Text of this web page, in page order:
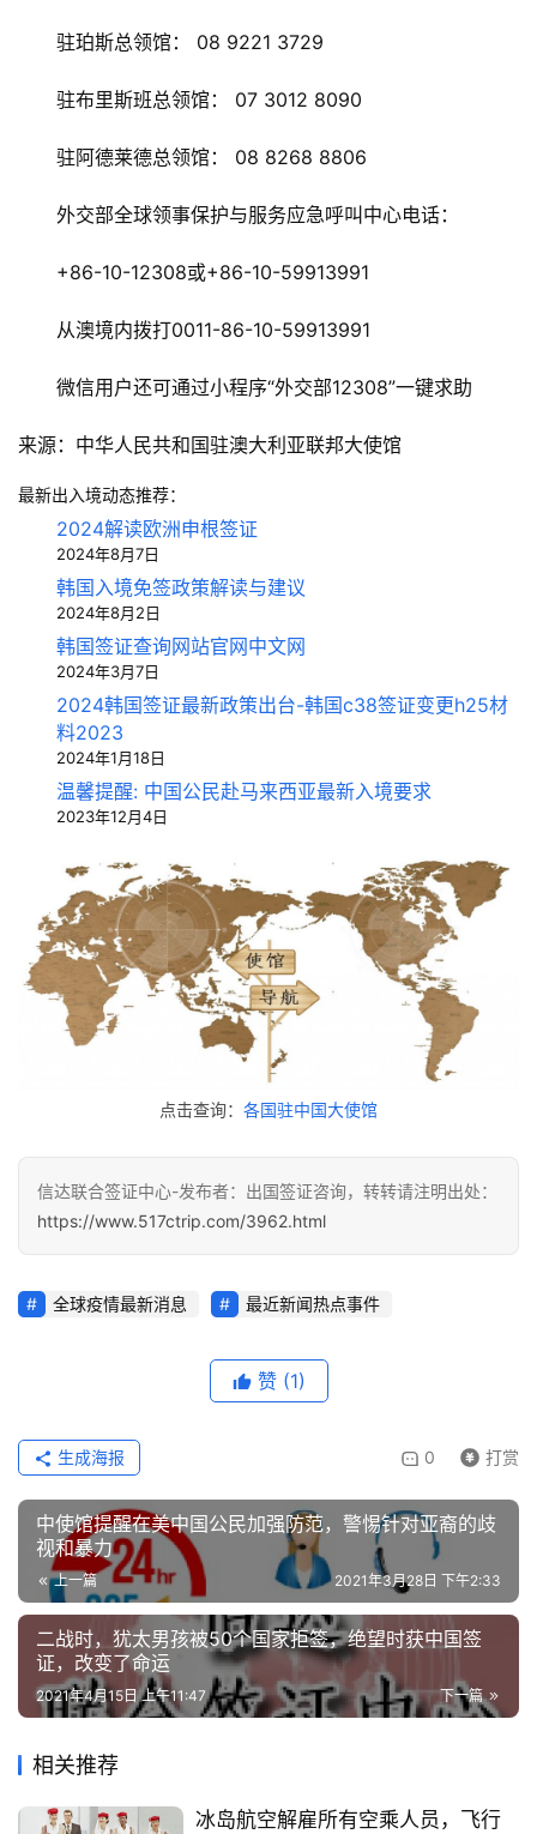
驻珀斯总领馆： 08 9221 3729
驻布里斯班总领馆： 07 3012 8090
驻阿德莱德总领馆： 08 8268 8806
外交部全球领事保护与服务应急呼叫中心电话：
+86-10-12308或+86-10-59913991
从澳境内拨打0011-86-10-59913991
微信用户还可通过小程序“外交部12308”一键求助
来源：中华人民共和国驻澳大利亚联邦大使馆
最新出入境动态推荐：
2024解读欧洲申根签证
2024年8月7日
韩国入境免签政策解读与建议
2024年8月2日
韩国签证查询网站官网中文网
2024年3月7日
2024韩国签证最新政策出台-韩国c38签证变更h25材
料2023
2024年1月18日
温馨提醒: 中国公民赴马来西亚最新入境要求
2023年12月4日
点击查询： 各国驻中国大使馆
信达联合签证中心-发布者：出国签证咨询，转转请注明出处：
https://www.517ctrip.com/3962.html
全球疫情最新消息 最近新闻热点事件
赞 (1)
0 打赏
生成海报
中使馆提醒在美中国公民加强防范，警惕针对亚裔的歧
视和暴力
上一篇 2021年3月28日 下午2:33
二战时，犹太男孩被50个国家拒签，绝望时获中国签
证，改变了命运
下一篇
2021年4月15日 上午11:47
相关推荐
冰岛航空解雇所有空乘人员，飞行